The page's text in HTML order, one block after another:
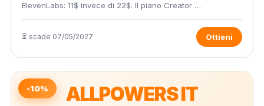
ElevenLabs: 11$ invece di 22$. Il piano Creator …
⏳ scade 07/05/2027 Ottieni
ALLPOWERS IT
-10%